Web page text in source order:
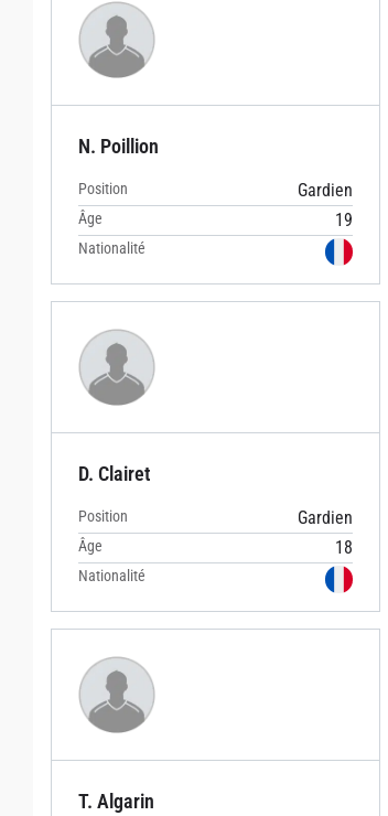
N. Poillion
Position Gardien
Âge 19
Nationalité
D. Clairet
Position Gardien
Âge 18
Nationalité
T. Algarin